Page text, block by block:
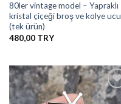
80ler vintage model – Yapraklı
kristal çiçeği broş ve kolye ucu
(tek ürün)
480,00